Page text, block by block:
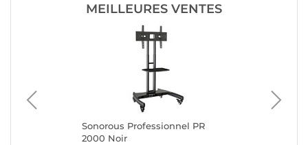
MEILLEURES VENTES
Sonorous Professionnel PR
2000 Noir